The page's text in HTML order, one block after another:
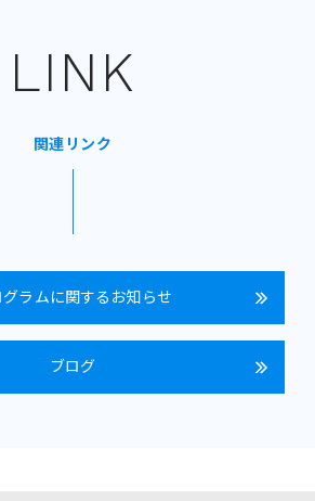
LINK
関連リンク
グラムに関するお知らせ
ブログ